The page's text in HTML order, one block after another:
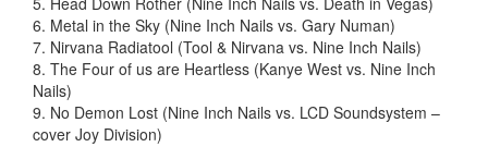
6. Metal in the Sky (Nine Inch Nails vs. Gary Numan)
7. Nirvana Radiatool (Tool & Nirvana vs. Nine Inch Nails)
8. The Four of us are Heartless (Kanye West vs. Nine Inch
Nails)
9. No Demon Lost (Nine Inch Nails vs. LCD Soundsystem –
cover Joy Division)